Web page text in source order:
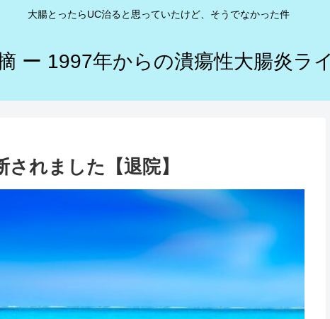
大腸とったらUC治ると思っていたけど、そうでなかった件
ー 1997年からの潰瘍性大腸炎ラ
れました【退院】